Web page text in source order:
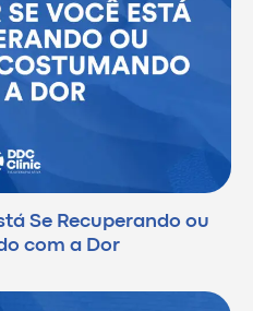
Se Recuperando ou
com a Dor